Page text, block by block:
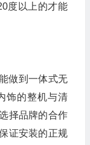
度以上的才能
做到一体式无
饰的整机与清
择品牌的合作
证安装的正规